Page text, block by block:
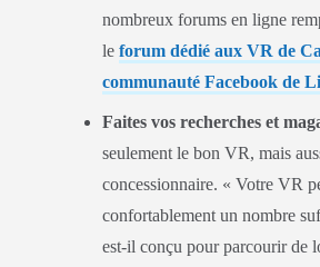
nombreux forums en ligne
le forum dédié aux VR de
communauté Facebook de
Faites vos recherches et
seulement le bon VR, mais
concessionnaire. « Votre VR
confortablement un nombre
est-il conçu pour parcourir de